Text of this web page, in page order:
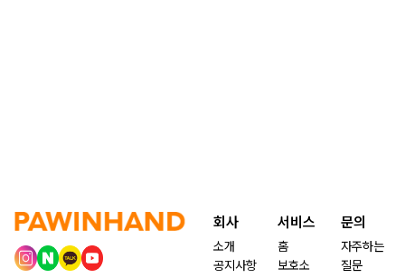
회사
소개
공지사항
서비스
홈
보호소
문의
자주하는
질문